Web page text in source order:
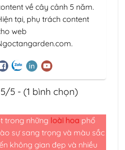
về cây cảnh 5 năm.
tại, phụ trách content
web
5/5 - (1 bình chọn)
trong những loài hoa phổ
sự sang trọng và màu sắc
không gian đẹp và nhiều